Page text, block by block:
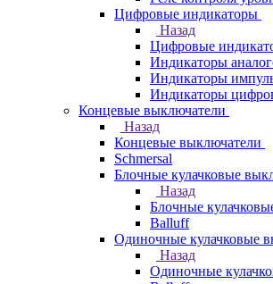
Цифровые индикаторы
Назад
Цифровые
Индикаторы
Индикаторы
Индикаторы
Концевые выключатели
Назад
Концевые выключатели
Schmersal
Блочные кулачковые
Назад
Блочные
Balluff
Одиночные кулачковые
Назад
Одиночные